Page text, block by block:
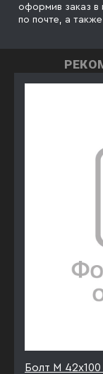
оформив заказ в
по почте, а
Болт М